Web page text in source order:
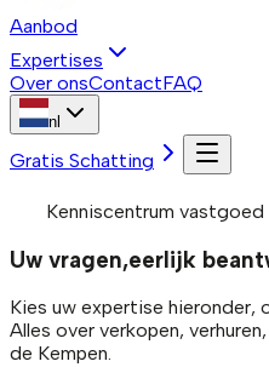
Aanbod
Expertises
Over onsContactFAQ
nl
Gratis Schatting
Kenniscentrum vastgoed
Uw vragen,eerlijk
Kies uw expertise hieronder,
Alles over verkopen,
de Kempen.